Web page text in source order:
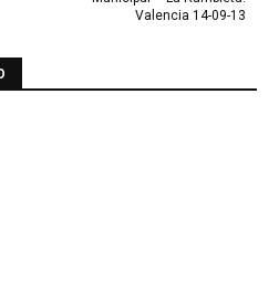
Valencia 14-09-13